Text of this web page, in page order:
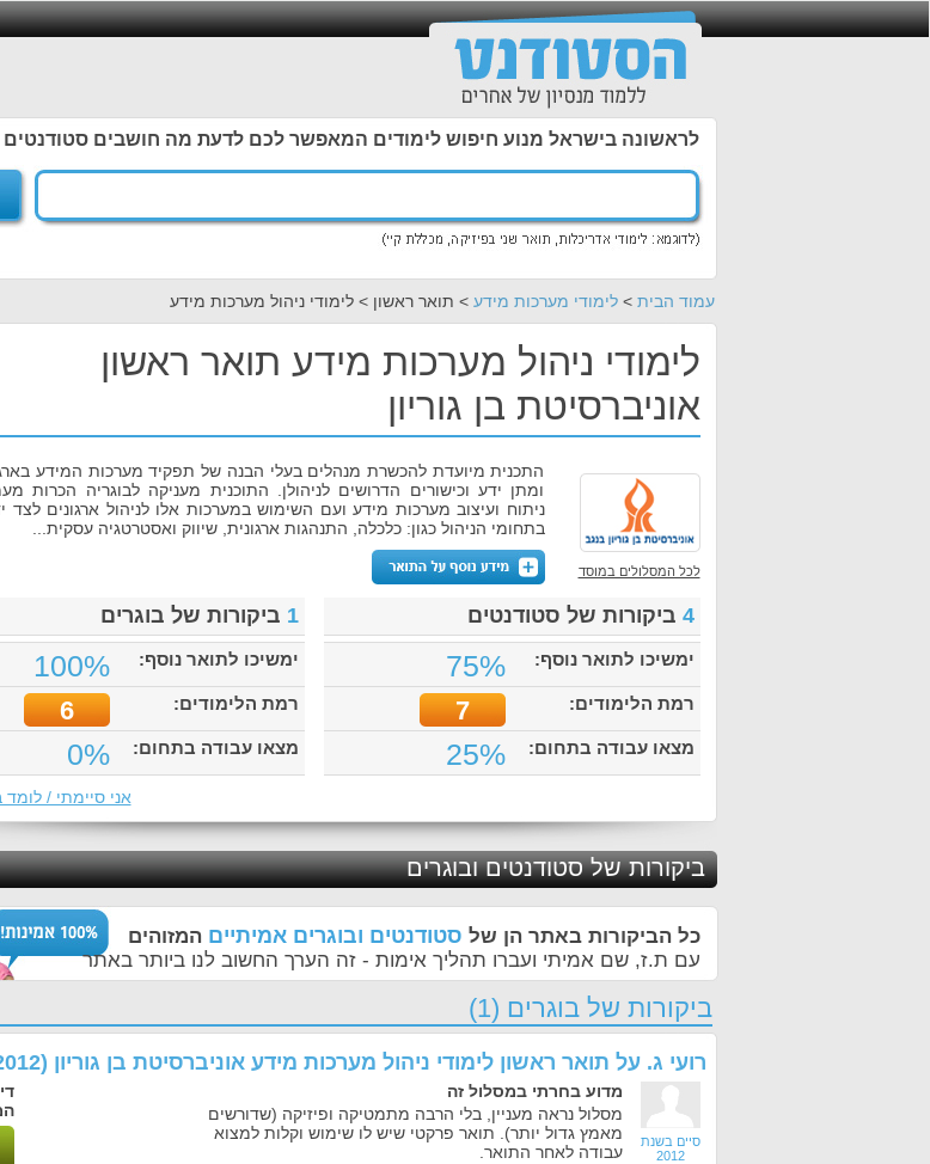
לראשונה בישראל מנוע חיפוש לימודים המאפשר לכם לדעת מה חושבים סטודנטים
עמוד הבית >לימודי מערכות מידע > תואר ראשון > לימודי ניהול מערכות מידע
לימודי ניהול מערכות מידע תואר ראשון
אוניברסיטת בן גוריון
לכל המסלולים במוסד
התכנית מיועדת להכשרת מנהלים בעלי הבנה של תפקיד מערכות המידע
ומתן ידע וכישורים הדרושים לניהולן. התוכנית מעניקה לבוגריה הכרות
ניתוח ועיצוב מערכות מידע ועם השימוש במערכות אלו לניהול ארגונים לצד
בתחומי הניהול כגון: כלכלה, התנהגות ארגונית, שיווק ואסטרטגיה עסקית...
4 ביקורות של סטודנטים
ימשיכו לתואר נוסף: 75%
רמת הלימודים: 7
מצאו עבודה בתחום: 25%
1 ביקורות של בוגרים
ימשיכו לתואר נוסף: 100%
רמת הלימודים: 6
מצאו עבודה בתחום: 0%
אני סיימתי /
ביקורות של סטודנטים ובוגרים
כל הביקורות באתר הן של סטודנטים ובוגרים אמיתיים המזוהים
עם ת.ז, שם אמיתי ועברו תהליך אימות - זה הערך החשוב לנו ביותר באתר
ביקורות של בוגרים (1)
רועי ג. על תואר ראשון לימודי ניהול מערכות מידע אוניברסיטת בן גוריון (13/11/2012)
סיים בשנת
2012
מדוע בחרתי במסלול זה
מסלול נראה מעניין, בלי הרבה מתמטיקה ופיזיקה (שדורשים
מאמץ גדול יותר). תואר פרקטי שיש לו שימוש וקלות למצוא
עבודה לאחר התואר.